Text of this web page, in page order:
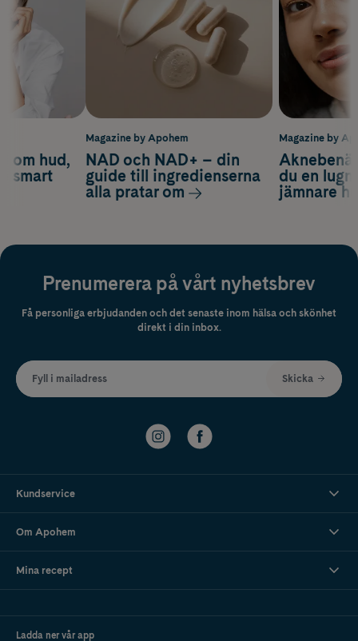
Magazine by
du en
jämnare
om hud,
smart
Magazine by Apohem
NAD och NAD+ – din
guide till ingredienserna
alla pratar om
Prenumerera på vårt nyhetsbrev
Få personliga erbjudanden och det senaste inom hälsa och skönhet
direkt i din inbox.
Fyll i mailadress Skicka
Kundservice
Om Apohem
Mina recept
Ladda ner vår app